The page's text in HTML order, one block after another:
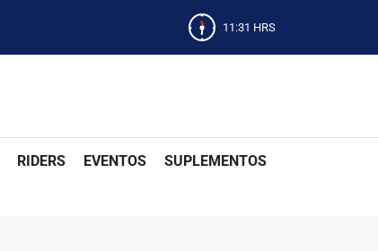
11:31 HRS
RIDERS EVENTOS SUPLEMENTOS